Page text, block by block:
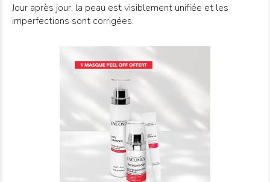
Jour après jour, la peau est visiblement unifiée et les
imperfections sont corrigées.